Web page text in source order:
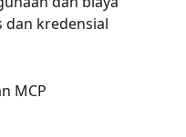
dan kredensial
MCP